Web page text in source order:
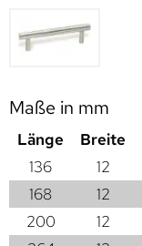
Maße in mm
Länge Breite
136
12
168
12
200
12